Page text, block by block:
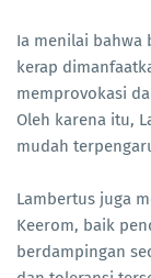
Ia menilai bahwa
kerap
memprovokasi
Oleh karena itu,
mudah
Lambertus juga
Keerom, baik
berdampingan